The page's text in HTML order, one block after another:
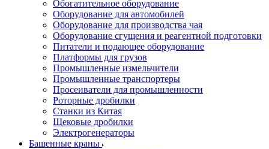
Обогатительное оборудование
Оборудование для автомобилей
Оборудование для производства чая
Оборудование сгущения и реагентной подготовки
Питатели и подающее оборудование
Платформы для грузов
Промышленные измельчители
Промышленные транспортеры
Просеиватели для промышленности
Роторные дробилки
Станки из Китая
Щековые дробилки
Электрогенераторы
Башенные краны